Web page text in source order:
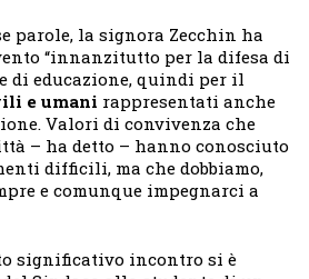
parole, la signora Zecchin ha
“innanzitutto per la difesa di
di educazione, quindi per il
e umani rappresentati anche
Valori di convivenza che
– ha detto – hanno conosciuto
difficili, ma che dobbiamo,
e comunque impegnarci a
significativo incontro si è